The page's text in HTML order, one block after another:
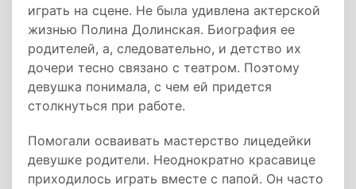
играть на сцене. Не была удивлена ​​актерской
жизнью Полина Долинская. Биография ее
родителей, а, следовательно, и детство их
дочери тесно связано с театром. Поэтому
девушка понимала, с чем ей придется
столкнуться при работе.
Помогали осваивать мастерство лицедейки
девушке родители. Неоднократно красавице
приходилось играть вместе с папой. Он часто